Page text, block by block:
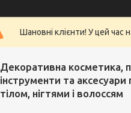
Шановні клієнти! У цей час
Декоративна косметика,
інструменти та аксесуари
тілом, нігтями і волоссям